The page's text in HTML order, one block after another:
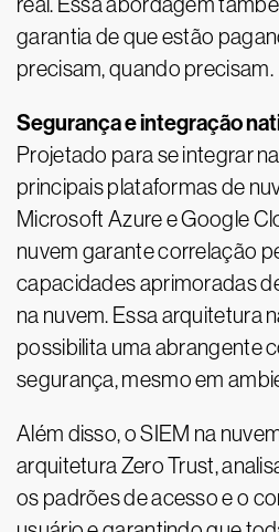
garantia de que estão
precisam, quando precisam.
Segurança e integração
Projetado para se integrar
principais plataformas de
Microsoft Azure e Google
nuvem garante correlação
capacidades aprimoradas
na nuvem. Essa arquitetura
possibilita uma abrangente
segurança, mesmo em
Além disso, o SIEM na
arquitetura Zero Trust,
os padrões de acesso e o